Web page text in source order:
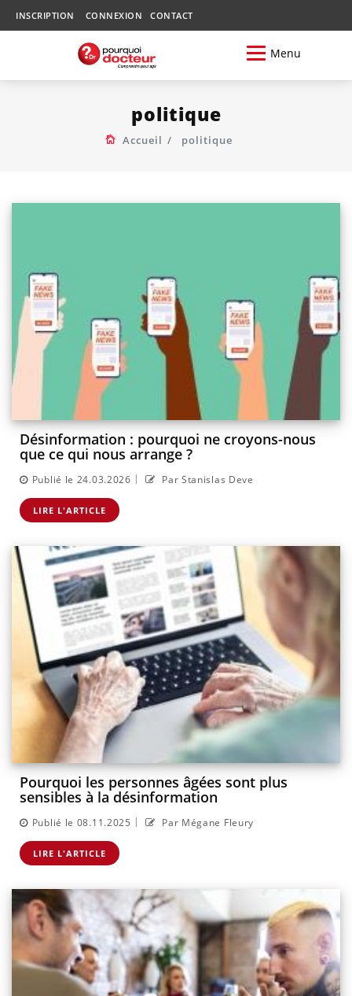
INSCRIPTION CONNEXION CONTACT
Menu
politique
Accueil politique
Désinformation : pourquoi ne croyons-nous
que ce qui nous arrange ?
Publié le 24.03.2026 | Par Stanislas Deve
LIRE L'ARTICLE
Pourquoi les personnes âgées sont plus
sensibles à la désinformation
Publié le 08.11.2025 | Par Mégane Fleury
LIRE L'ARTICLE